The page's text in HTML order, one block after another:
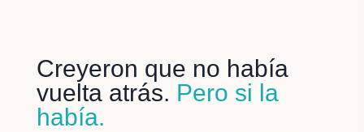
Creyeron que no había
vuelta atrás. Pero si la
había.